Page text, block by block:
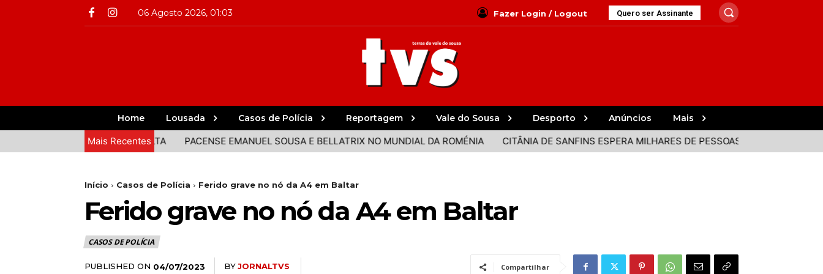
06 Agosto 2026, 01:03 Fazer Login / Logout Quero ser Assinante
Home Lousada Casos de Polícia Reportagem Vale do Sousa Desporto Anúncios Mais
Mais Recentes
REPRESENTADOS NA VOLTA PACENSE EMANUEL SOUSA E BELLATRIX NO MUNDIAL DA ROMÉNIA CITÂNIA DE SANFINS ESPERA MILHARES DE PESSOAS EM DIA DE ECLIPSE
Início Casos de Polícia Ferido grave no nó da A4 em Baltar
Ferido grave no nó da A4 em Baltar
CASOS DE POLÍCIA
PUBLISHED ON 04/07/2023 BYJORNALTVS Compartilhar